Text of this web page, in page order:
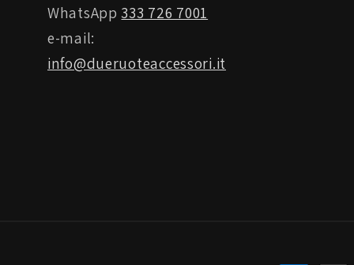
WhatsApp 333 726 7001
e-mail:
info@dueruoteaccessori.it